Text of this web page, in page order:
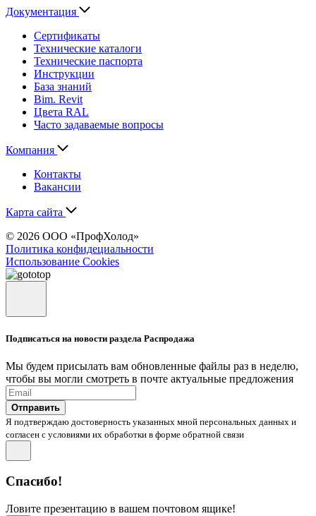
Документация
Сертификаты
Технические каталоги
Технические паспорта
Инструкции
База знаний
Bim. Revit
Цвета RAL
Часто задаваемые вопросы
Компания
Контакты
Вакансии
Карта сайта
© 2026 ООО «ПрофХолод»
Политика конфидециальности
Использование Cookies
Подписаться на новости раздела Распродажа
Мы будем присылать вам обновленные файлы раз в неделю,
чтобы вы могли смотреть в почте актуальные предложения
Отправить
Я подтверждаю достоверность указанных мной персональных данных и
согласен с условиями их обработки в форме обратной связи
Спасибо!
Ловите презентацию в вашем почтовом ящике!